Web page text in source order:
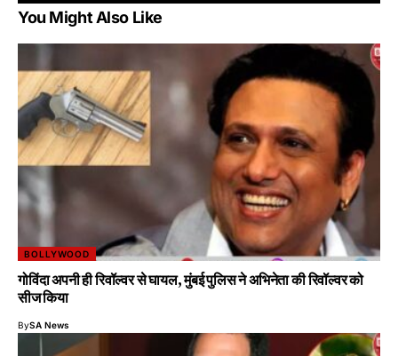
You Might Also Like
BOLLYWOOD
गोविंदा अपनी ही रिवॉल्वर से घायल, मुंबई पुलिस ने अभिनेता की रिवॉल्वर को
सीज किया
BySA News